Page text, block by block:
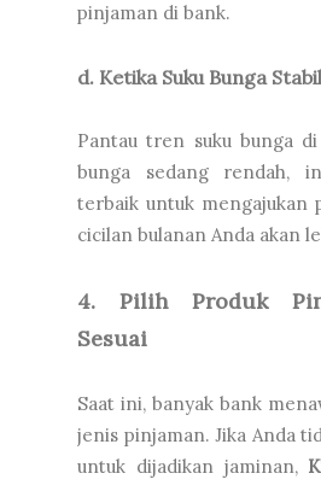
pinjaman di bank.
d. Ketika Suku Bunga
Pantau tren suku bunga di
bunga sedang rendah,
terbaik untuk mengajukan
cicilan bulanan Anda akan
4. Pilih Produk
Sesuai
Saat ini, banyak bank
jenis pinjaman. Jika Anda
untuk dijadikan jaminan,